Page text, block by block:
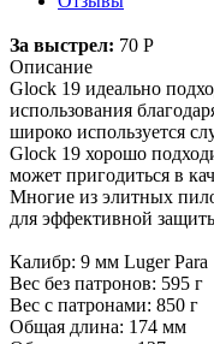
За выстрел: 70 Р
Описание
Glock 19 идеально
использования
широко используется
Glock 19 хорошо
может пригодиться в
Многие из элитных
для эффективной
Калибр: 9 мм Luger Para
Вес без патронов: 595 г
Вес с патронами: 850 г
Общая длина: 174 мм